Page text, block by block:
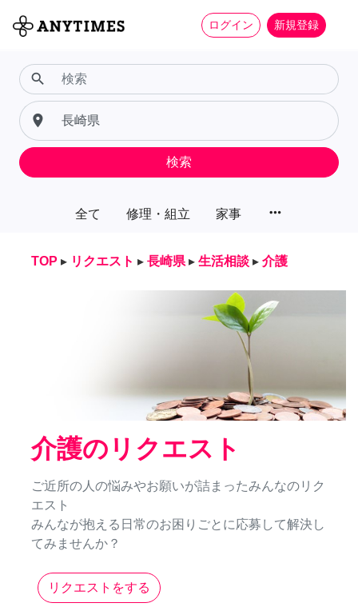
ログイン 新規登録
全て 修理・組立 家事 more_horiz
search
place
検索
TOP ▸ リクエスト ▸ 長崎県 ▸ 生活相談 ▸ 介護
介護のリクエスト
ご近所の人の悩みやお願いが詰まったみんなのリク
エスト
みんなが抱える日常のお困りごとに応募して解決し
てみませんか？
リクエストをする